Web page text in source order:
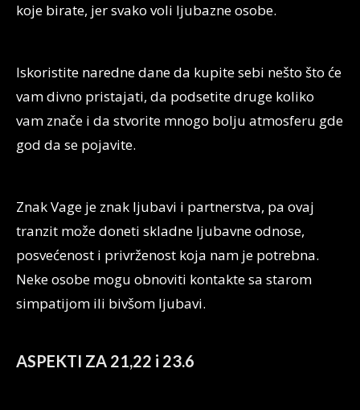
koje birate, jer svako voli ljubazne osobe.
Iskoristite naredne dane da kupite sebi nešto što će
vam divno pristajati, da podsetite druge koliko
vam znače i da stvorite mnogo bolju atmosferu gde
god da se pojavite.
Znak Vage je znak ljubavi i partnerstva, pa ovaj
tranzit može doneti skladne ljubavne odnose,
posvećenost i privrženost koja nam je potrebna.
Neke osobe mogu obnoviti kontakte sa starom
simpatijom ili bivšom ljubavi.
ASPEKTI ZA 21,22 i 23.6